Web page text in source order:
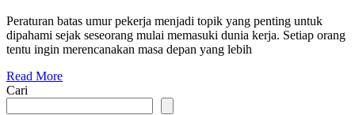
Peraturan batas umur pekerja menjadi topik yang penting untuk
dipahami sejak seseorang mulai memasuki dunia kerja. Setiap orang
tentu ingin merencanakan masa depan yang lebih
Read More
Cari